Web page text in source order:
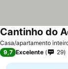
Casa/apartamento
Cantinho do
9,7 Excelente 29